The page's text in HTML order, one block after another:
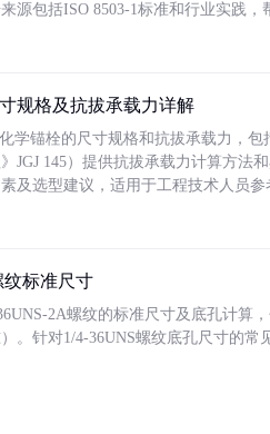
源包括ISO 8503-1标准和行业实践，
规格及抗拔承载力详解
学锚栓的尺寸规格和抗拔承载力，
JGJ 145）提供抗拔承载力计算方法
及选型建议，适用于工程技术人员参
纹标准尺寸
2A螺纹的标准尺寸及底孔计算
）。针对1/4-36UNS螺纹底孔尺寸的